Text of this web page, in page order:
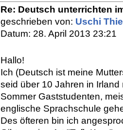
Re: Deutsch unterrichten
geschrieben von: Uschi
Datum: 28. April 2013 23:21
Hallo!
Ich (Deutsch ist meine
seid über 10 Jahren in
Sommer Gaststudenten,
englische Sprachschule
Des öfteren bin ich